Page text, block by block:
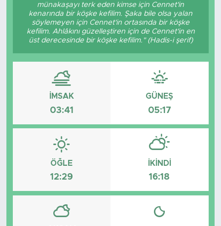
münakaşayı terk eden kimse için Cennet'in
kenarında bir köşke kefilim. Şaka bile olsa yalan
söylemeyen için Cennet'in ortasında bir köşke
kefilim. Ahlâkını güzelleştiren için de Cennet'in en
üst derecesinde bir köşke kefilim." (Hadis-i şerif)
İMSAK
03:41
GÜNEŞ
05:17
ÖĞLE
12:29
İKINDI
16:18